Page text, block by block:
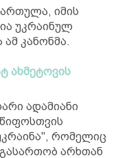
იმის
უკრაინულ
ამ კანონმა.
ახმეტოვის
ადამიანი
რომელიც
არხთან